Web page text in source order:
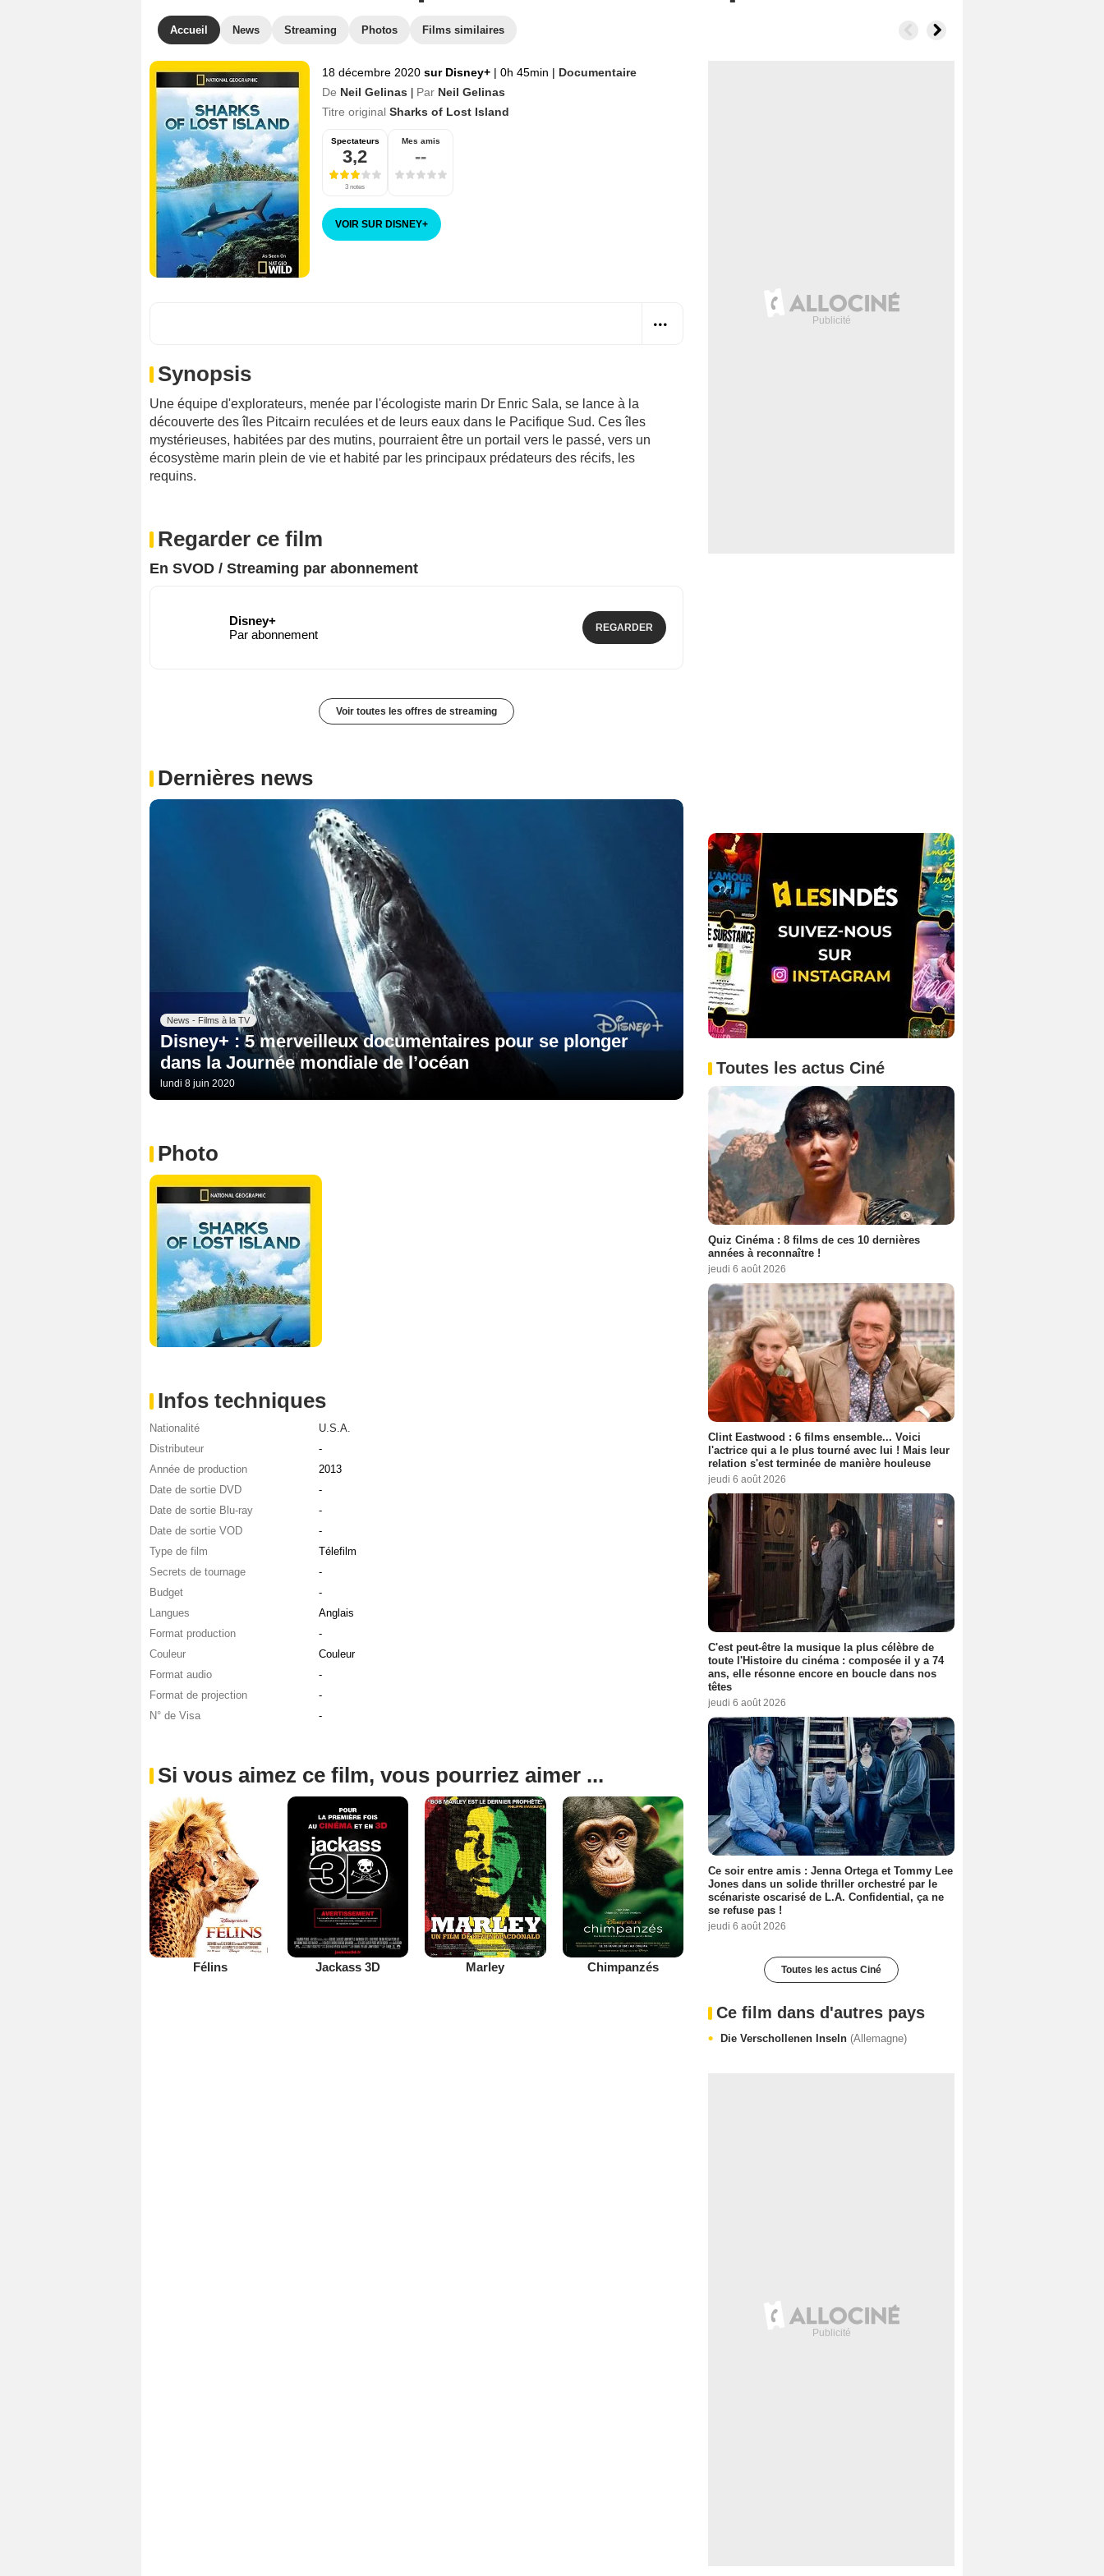
Accueil News Streaming Photos Films similaires
18 décembre 2020 sur Disney+ | 0h 45min | Documentaire
De Neil Gelinas Par Neil Gelinas
Titre original Sharks of Lost Island
Spectateurs
3,2
3 notes
Mes amis
--
VOIR SUR DISNEY+
Synopsis
Une équipe d'explorateurs, menée par l'écologiste marin Dr Enric Sala, se lance à la
découverte des îles Pitcairn reculées et de leurs eaux dans le Pacifique Sud. Ces îles
mystérieuses, habitées par des mutins, pourraient être un portail vers le passé, vers un
écosystème marin plein de vie et habité par les principaux prédateurs des récifs, les
requins.
Regarder ce film
En SVOD / Streaming par abonnement
Disney+
Par abonnement
REGARDER
Voir toutes les offres de streaming
Dernières news
News - Films à la TV
Disney+ : 5 merveilleux documentaires pour se plonger
dans la Journée mondiale de l’océan
lundi 8 juin 2020
Photo
Infos techniques
Nationalité
U.S.A.
Distributeur
-
Année de production
2013
Date de sortie DVD
-
Date de sortie Blu-ray
-
Date de sortie VOD
-
Type de film
Télefilm
Secrets de tournage
-
Budget
-
Langues
Anglais
Format production
-
Couleur
Couleur
Format audio
-
Format de projection
-
N° de Visa
-
Si vous aimez ce film, vous pourriez aimer ...
Félins Jackass 3D Marley Chimpanzés
Toutes les actus Ciné
Quiz Cinéma : 8 films de ces 10 dernières
années à reconnaître !
jeudi 6 août 2026
Clint Eastwood : 6 films ensemble... Voici
l'actrice qui a le plus tourné avec lui ! Mais leur
relation s'est terminée de manière houleuse
jeudi 6 août 2026
C'est peut-être la musique la plus célèbre de
toute l'Histoire du cinéma : composée il y a 74
ans, elle résonne encore en boucle dans nos
têtes
jeudi 6 août 2026
Ce soir entre amis : Jenna Ortega et Tommy Lee
Jones dans un solide thriller orchestré par le
scénariste oscarisé de L.A. Confidential, ça ne
se refuse pas !
jeudi 6 août 2026
Toutes les actus Ciné
Ce film dans d'autres pays
Die Verschollenen Inseln (Allemagne)